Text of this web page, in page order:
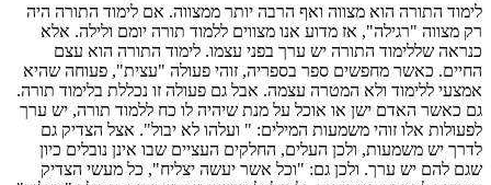
לימוד התורה הוא מצווה ואף הרבה יותר ממצווה. אם לימוד התורה היה
רק מצווה "רגילה", אז מדוע אנו מצווים ללמוד תורה יומם ולילה. אלא
כנראה שללימוד התורה יש ערך בפני עצמו. לימוד התורה הוא עצם
החיים. כאשר מחפשים ספר בספריה, זוהי פעולה "עצית", פעוחה שהיא
אמצעי ללימוד ולא המטרה עצמה. אבל גם פעולה זו נכללת בלימוד תורה.
גם כאשר האדם ישן או אוכל על מנת שיהיה לו כח ללמוד תורה, יש ערך
לפעולות אלו זוהי משמעות המילים: " ועלהו לא יבול". אצל הצדיק גם
לדרך יש משמעות, ולכן העלים, החלקים העציים שבו אינן נובלים כיון
שגם להם יש ערך. ולכן גם: "וכל אשר יעשה יצליח", כל מעשי הצדיק